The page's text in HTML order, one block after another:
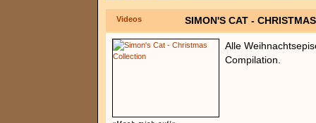
Videos SIMON'S CAT -
Alle
Compilation.